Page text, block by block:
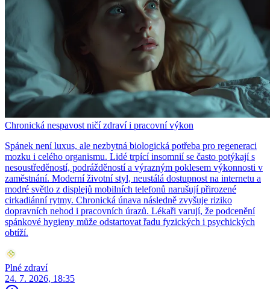
Chronická nespavost ničí zdraví i pracovní výkon
Spánek není luxus, ale nezbytná biologická potřeba pro regeneraci
mozku i celého organismu. Lidé trpící insomnií se často potýkají s
nesoustředěností, podrážděností a výrazným poklesem výkonnosti v
zaměstnání. Moderní životní styl, neustálá dostupnost na internetu a
modré světlo z displejů mobilních telefonů narušují přirozené
cirkadiánní rytmy. Chronická únava následně zvyšuje riziko
dopravních nehod i pracovních úrazů. Lékaři varují, že podcenění
spánkové hygieny může odstartovat řadu fyzických i psychických
obtíží.
Plné zdraví
24. 7. 2026, 18:35